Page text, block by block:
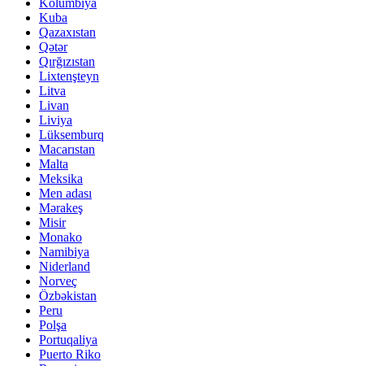
Kolumbiya
Kuba
Qazaxıstan
Qətər
Qırğızıstan
Lixtenşteyn
Litva
Livan
Liviya
Lüksemburq
Macarıstan
Malta
Meksika
Men adası
Mərakeş
Misir
Monako
Namibiya
Niderland
Norveç
Özbəkistan
Peru
Polşa
Portuqaliya
Puerto Riko